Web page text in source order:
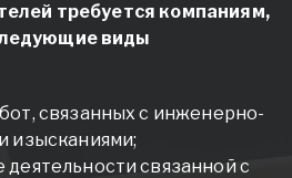
требуется компаниям,
виды
связанных с инженерно-
изысканиями;
связанной с